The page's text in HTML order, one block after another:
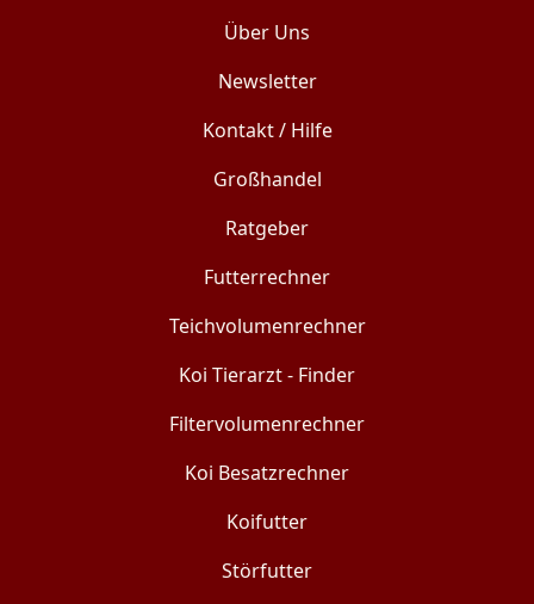
Über Uns
Newsletter
Kontakt / Hilfe
Großhandel
Ratgeber
Futterrechner
Teichvolumenrechner
Koi Tierarzt - Finder
Filtervolumenrechner
Koi Besatzrechner
Koifutter
Störfutter